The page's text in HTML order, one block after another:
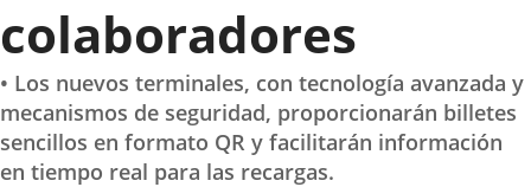
colaboradores
• Los nuevos terminales, con tecnología avanzada y
mecanismos de seguridad, proporcionarán billetes
sencillos en formato QR y facilitarán información
en tiempo real para las recargas.